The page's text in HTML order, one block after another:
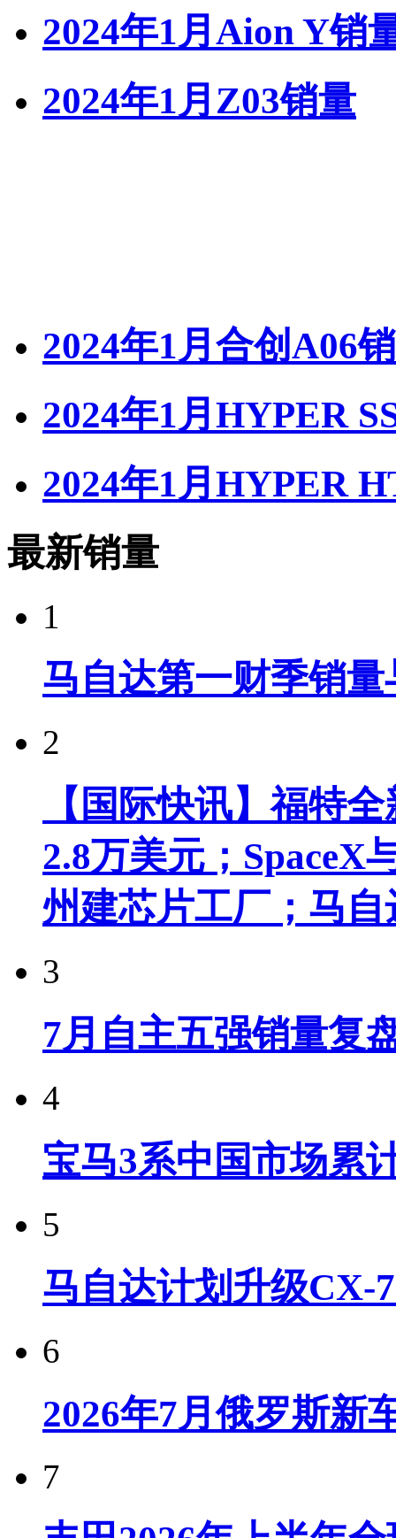
2024年1月Aion Y销
2024年1月Z03销量
2024年1月合创A06
2024年1月HYPER
2024年1月HYPER
最新销量
1
马自达第一财季销
2
【国际快讯】福特
2.8万美元；SpaceX
州建芯片工厂；马
3
7月自主五强销量复
4
宝马3系中国市场累
5
马自达计划升级CX-
6
2026年7月俄罗斯新
7